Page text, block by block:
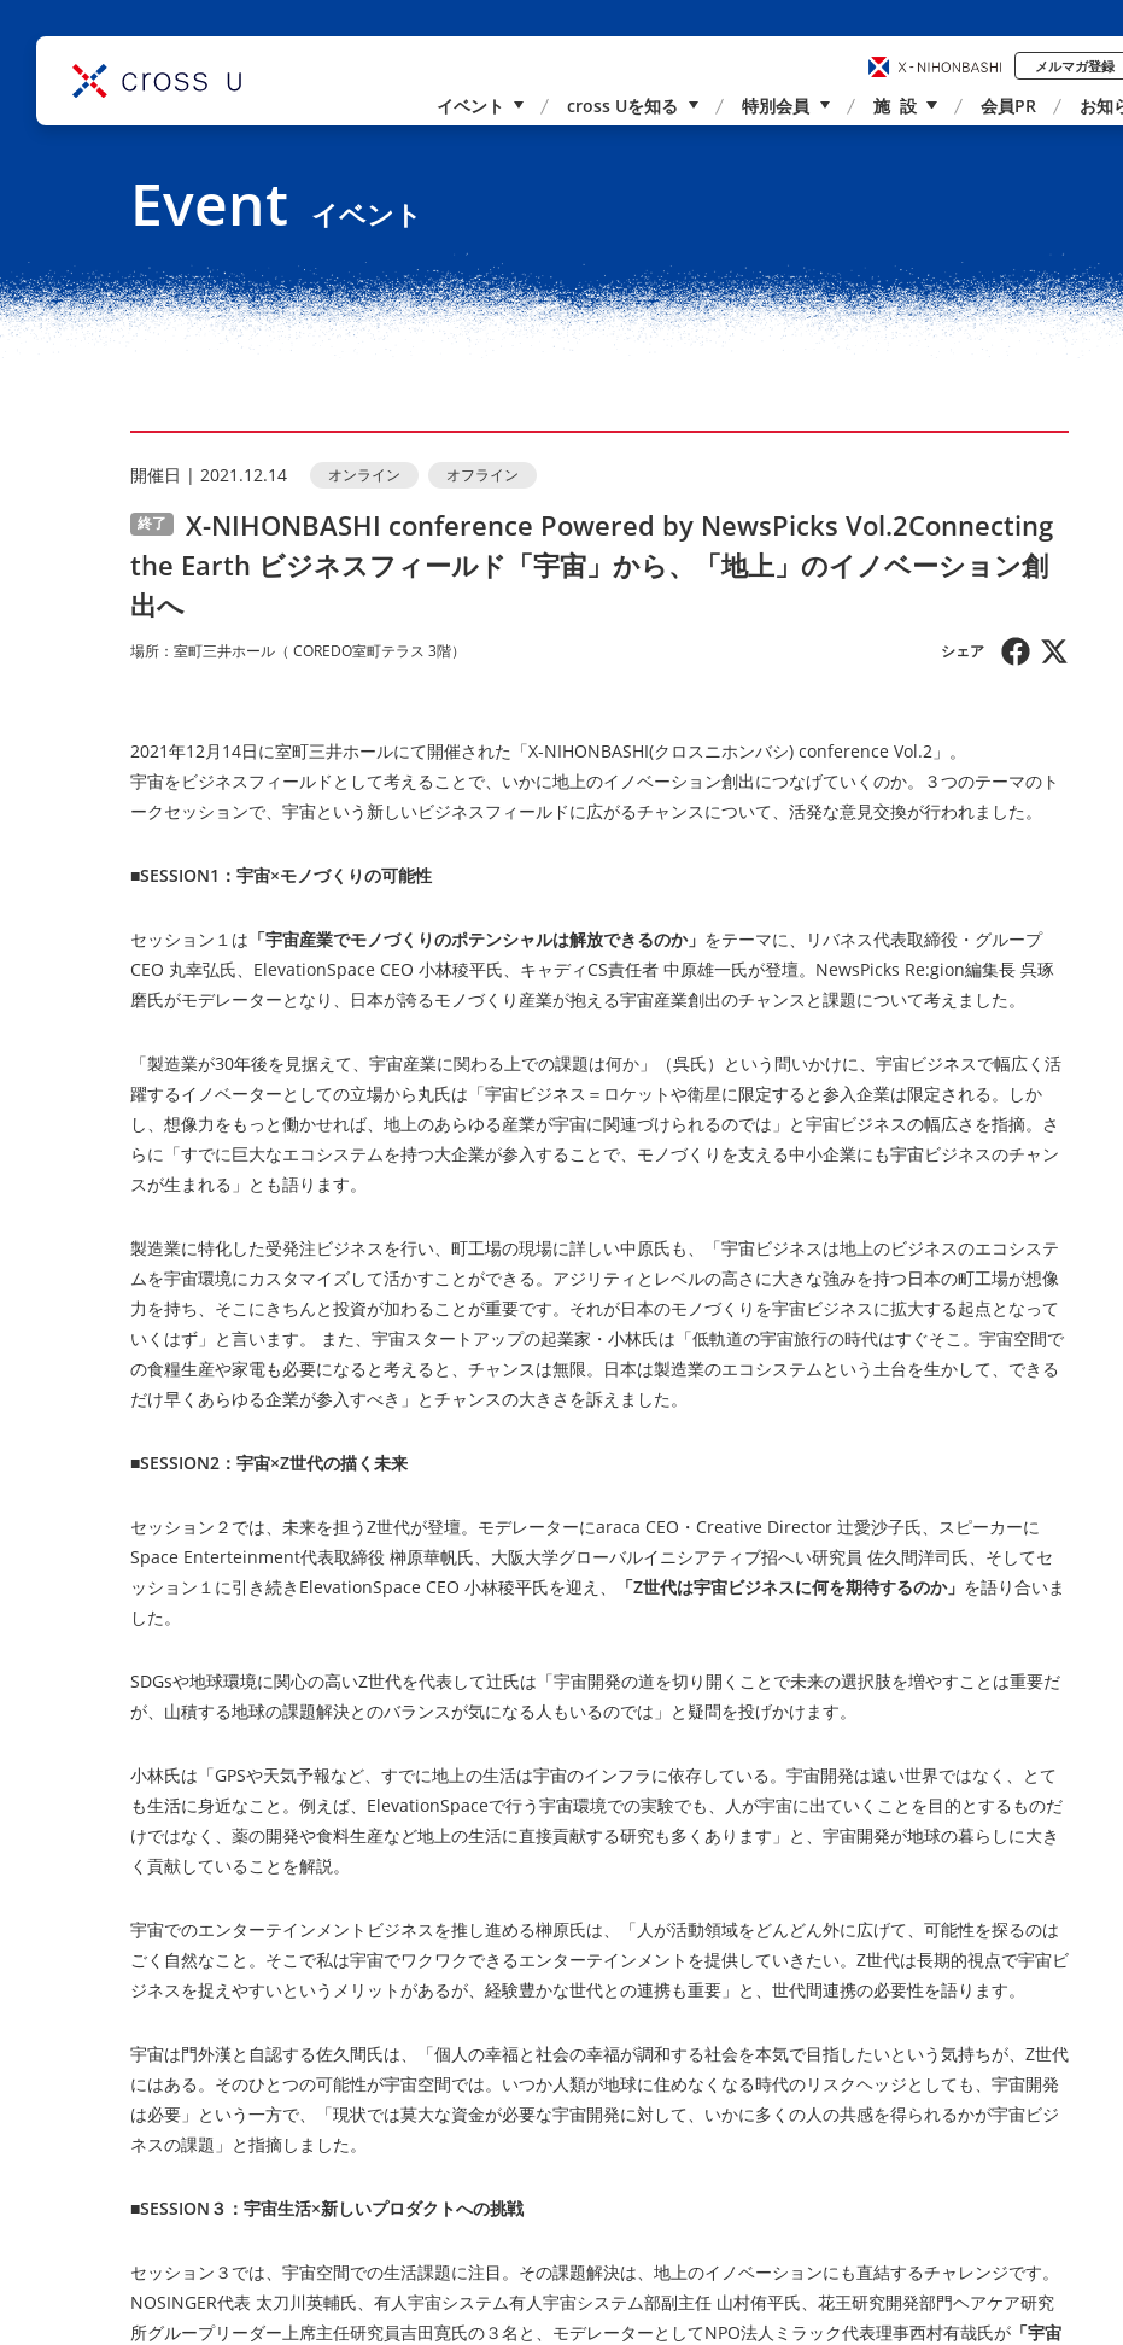
メルマガ登録
イベント
cross Uを知る
特別会員 施 設 会員PR お知
Event イベント
開催⽇ | 2021.12.14 オンライン オフライン
終了
X-NIHONBASHI conference Powered by NewsPicks Vol.2Connecting
the Earth ビジネスフィールド「宇宙」から、「地上」のイノベーション創
出へ
場所：室町三井ホール（ COREDO室町テラス 3階）
2021年12月14日に室町三井ホールにて開催された「X-NIHONBASHI(クロスニホンバシ) conference Vol.2」。
宇宙をビジネスフィールドとして考えることで、いかに地上のイノベーション創出につなげていくのか。３つのテーマのト
ークセッションで、宇宙という新しいビジネスフィールドに広がるチャンスについて、活発な意見交換が行われました。
■SESSION1：宇宙×モノづくりの可能性
セッション１は 「宇宙産業でモノづくりのポテンシャルは解放できるのか」 をテーマに、リバネス代表取締役・グループ
CEO 丸幸弘氏、ElevationSpace CEO 小林稜平氏、キャディCS責任者 中原雄一氏が登壇。NewsPicks Re:gion編集長 呉琢
磨氏がモデレーターとなり、日本が誇るモノづくり産業が抱える宇宙産業創出のチャンスと課題について考えました。
「製造業が30年後を見据えて、宇宙産業に関わる上での課題は何か」（呉氏）という問いかけに、宇宙ビジネスで幅広く活
躍するイノベーターとしての立場から丸氏は「宇宙ビジネス＝ロケットや衛星に限定すると参入企業は限定される。しか
し、想像力をもっと働かせれば、地上のあらゆる産業が宇宙に関連づけられるのでは」と宇宙ビジネスの幅広さを指摘。さ
らに「すでに巨大なエコシステムを持つ大企業が参入することで、モノづくりを支える中小企業にも宇宙ビジネスのチャン
スが生まれる」とも語ります。
製造業に特化した受発注ビジネスを行い、町工場の現場に詳しい中原氏も、「宇宙ビジネスは地上のビジネスのエコシステ
ムを宇宙環境にカスタマイズして活かすことができる。アジリティとレベルの高さに大きな強みを持つ日本の町工場が想像
力を持ち、そこにきちんと投資が加わることが重要です。それが日本のモノづくりを宇宙ビジネスに拡大する起点となって
いくはず」と言います。 また、宇宙スタートアップの起業家・小林氏は「低軌道の宇宙旅行の時代はすぐそこ。宇宙空間で
の食糧生産や家電も必要になると考えると、チャンスは無限。日本は製造業のエコシステムという土台を生かして、できる
だけ早くあらゆる企業が参入すべき」とチャンスの大きさを訴えました。
■SESSION2：宇宙×Z世代の描く未来
セッション２では、未来を担うZ世代が登壇。モデレーターにaraca CEO・Creative Director 辻愛沙子氏、スピーカーに
Space Enterteinment代表取締役 榊原華帆氏、大阪大学グローバルイニシアティブ招へい研究員 佐久間洋司氏、そしてセ
ッション１に引き続きElevationSpace CEO 小林稜平氏を迎え、
「Z世代は宇宙ビジネスに何を期待するのか」 を語り合いま
した。
SDGsや地球環境に関心の高いZ世代を代表して辻氏は「宇宙開発の道を切り開くことで未来の選択肢を増やすことは重要だ
が、山積する地球の課題解決とのバランスが気になる人もいるのでは」と疑問を投げかけます。
小林氏は「GPSや天気予報など、すでに地上の生活は宇宙のインフラに依存している。宇宙開発は遠い世界ではなく、とて
も生活に身近なこと。例えば、ElevationSpaceで行う宇宙環境での実験でも、人が宇宙に出ていくことを目的とするものだ
けではなく、薬の開発や食料生産など地上の生活に直接貢献する研究も多くあります」と、宇宙開発が地球の暮らしに大き
く貢献していることを解説。
宇宙でのエンターテインメントビジネスを推し進める榊原氏は、「人が活動領域をどんどん外に広げて、可能性を探るのは
ごく自然なこと。そこで私は宇宙でワクワクできるエンターテインメントを提供していきたい。Z世代は長期的視点で宇宙ビ
ジネスを捉えやすいというメリットがあるが、経験豊かな世代との連携も重要」と、世代間連携の必要性を語ります。
宇宙は門外漢と自認する佐久間氏は、「個人の幸福と社会の幸福が調和する社会を本気で目指したいという気持ちが、Z世代
にはある。そのひとつの可能性が宇宙空間では。いつか人類が地球に住めなくなる時代のリスクヘッジとしても、宇宙開発
は必要」という一方で、「現状では莫大な資金が必要な宇宙開発に対して、いかに多くの人の共感を得られるかが宇宙ビジ
ネスの課題」と指摘しました。
■SESSION３：宇宙生活×新しいプロダクトへの挑戦
セッション３では、宇宙空間での生活課題に注目。その課題解決は、地上のイノベーションにも直結するチャレンジです。
NOSINGER代表 太刀川英輔氏、有人宇宙システム有人宇宙システム部副主任 山村侑平氏、花王研究開発部門ヘアケア研究
所グループリーダー上席主任研究員吉田寛氏の３名と、モデレーターとしてNPO法人ミラック代表理事西村有哉氏が「宇宙